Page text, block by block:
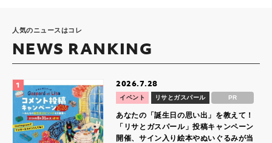
人気のニュースはコレ
NEWS RANKING
2026.7.28
イベント リサとガスパール PR
あなたの「誕生日の思い出」を教えて！
「リサとガスパール」投稿キャンペーン
開催、サイン入り絵本やぬいぐるみが当